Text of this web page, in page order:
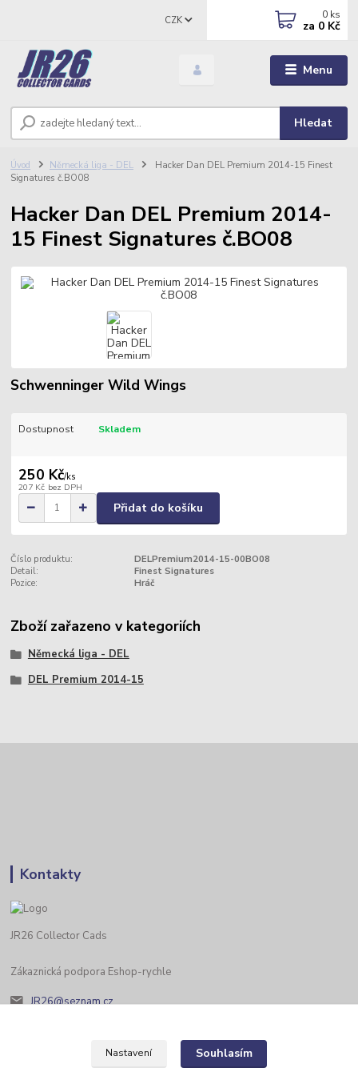
Menu
CZK
Hledat
0 ks
za 0 Kč
Úvod Německá liga - DEL
Hacker Dan DEL Premium 2014-15 Finest
Signatures č.BO08
Hacker Dan DEL Premium 2014-
15 Finest Signatures č.BO08
Schwenninger Wild Wings
Dostupnost Skladem
250 Kč/ks
207 Kč bez DPH
Přidat do košíku
Číslo produktu:
DELPremium2014-15-00BO08
Detail:
Finest Signatures
Pozice:
Hráč
Zboží zařazeno v kategoriích
Německá liga - DEL
DEL Premium 2014-15
Kontakty
JR26 Collector Cads
Zákaznická podpora Eshop-rychle
JR26@seznam.cz
Nastavení Souhlasím